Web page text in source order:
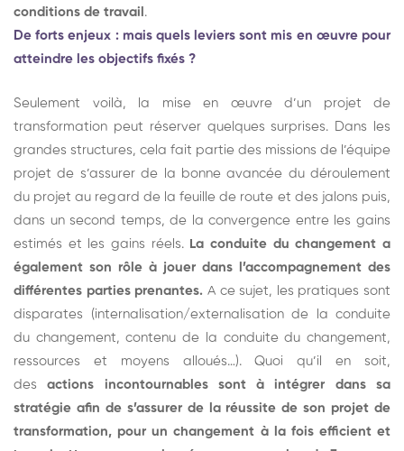
conditions de travail .
De forts enjeux : mais quels leviers sont mis en œuvre pour
atteindre les objectifs fixés ?
Seulement voilà, la mise en œuvre d’un projet de
transformation peut réserver quelques surprises. Dans les
grandes structures, cela fait partie des missions de l’équipe
projet de s’assurer de la bonne avancée du déroulement
du projet au regard de la feuille de route et des jalons puis,
dans un second temps, de la convergence entre les gains
estimés et les gains réels. La conduite du changement a
également son rôle à jouer dans l’accompagnement des
différentes parties prenantes. A ce sujet, les pratiques sont
disparates (internalisation/externalisation de la conduite
du changement, contenu de la conduite du changement,
ressources et moyens alloués…). Quoi qu’il en soit,
desactions incontournables sont à intégrer dans sa
stratégie afin de s’assurer de la réussite de son projet de
transformation, pour un changement à la fois efficient et